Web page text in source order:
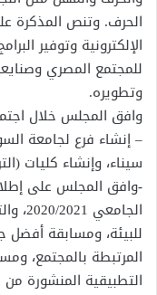
الحرف. وتنص المذكرة
الإلكترونية وتوفير
للمجتمع المصري
وتطويره.
وافق المجلس خلال
– إنشاء فرع لجامعة
سيناء، وإنشاء كليات
-وافق المجلس على
للبيئة، ومسابقة
المرتبطة بالمجتمع،
التطبيقية المنشورة من